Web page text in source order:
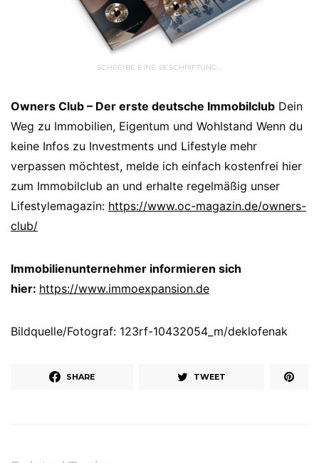
SCHREIBE EINE BESCHRIFTUNG…
Owners Club – Der erste deutsche Immobilclub Dein
Weg zu Immobilien, Eigentum und Wohlstand Wenn du
keine Infos zu Investments und Lifestyle mehr
verpassen möchtest, melde ich einfach kostenfrei hier
zum Immobilclub an und erhalte regelmäßig unser
Lifestylemagazin: https://www.oc-magazin.de/owners-
club/
Immobilienunternehmer informieren sich
hier: https://www.immoexpansion.de
Bildquelle/Fotograf: 123rf-10432054_m/deklofenak
SHARE TWEET